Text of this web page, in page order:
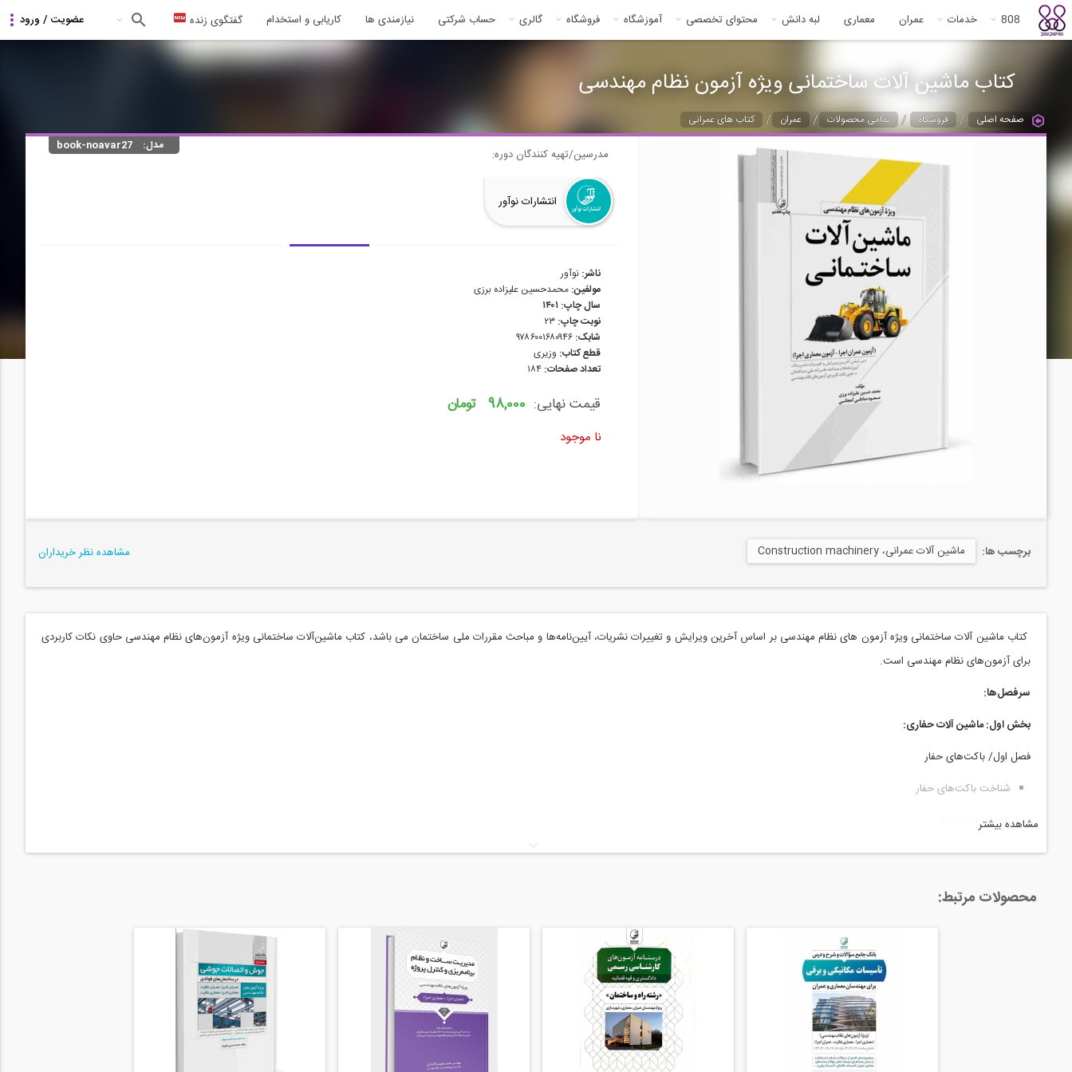
808 خدمات عمران معماری لبه دانش محتوای تخصصی آموزشگاه فروشگاه گالری حساب شرکتی نیازمندی ها کاریابی و استخدام گفتگوی زنده
کتاب ماشین آلات ساختمانی ویژه آزمون نظام مهندسی
صفحه اصلی / فروشگاه / تمامی محصولات / عمران /
کتاب های عمرانی
مدل:
book-noavar27
مدرسین/تهیه کنندگان دوره:
انتشارات نوآور
ناشر: نوآور
مولفین: محمدحسین علیزاده برزی
سال چاپ: ۱۴۰۱
نوبت چاپ: ۲۳
شابک:
قطع کتاب: وزیری
تعداد صفحات:
قیمت نهایی: 98,000 تومان
نا موجود
برچسب ها: ماشین آلات عمرانی، Construction machinery مشاهده نظر خریداران
کتاب ماشین‌ آلات ساختمانی ویژه آزمون های نظام مهندسی بر اساس آخرین ویرایش و تغییرات نشریات، آیین‌نامه‌ها و مباحث مقررات ملی ساختمان می باشد، کتاب ماشین‌‌آلات ساختمانی ویژه آزمون‌های نظام مهندسی حاوی نکات کاربردی
برای آزمون‌های نظام مهندسی است.
سرفصل‌ها:
بخش اول: ماشین آلات حفاری:
فصل اول/ باكت‌های حفار
شناخت باکت‌های حفار
فصل دوم/ پمپ تزریق
شناخت پمپ تزریق
مشاهده بیشتر
محصولات مرتبط: